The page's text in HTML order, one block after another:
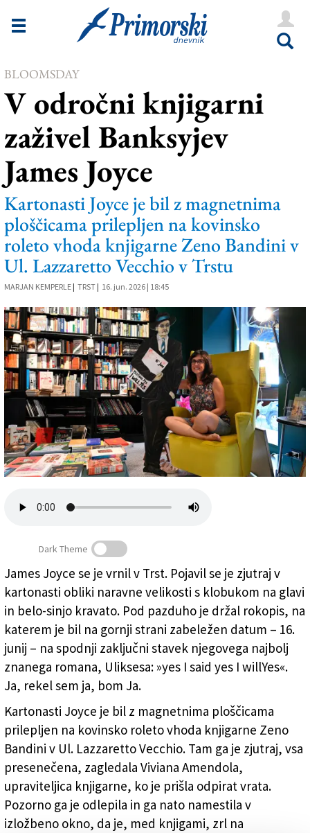
Novice
Goriška
Kultura
Šport
Še
Vreme
V Kioskih
Založnik
Zadruga PD
Naročnine
BLOOMSDAY
V odročni knjigarni
zaživel Banksyjev
James Joyce
Kartonasti Joyce je bil z magnetnima
ploščicama prilepljen na kovinsko
roleto vhoda knjigarne Zeno Bandini v
Ul. Lazzaretto Vecchio v Trstu
MARJAN KEMPERLE | TRST | 16. jun. 2026 | 18:45
Banksyjev kartonasti James Joyce in upraviteljica
knjigarne Viviana Amendola (FOTODAMJ@N)
Dark Theme
James Joyce se je vrnil v Trst. Pojavil se je zjutraj v
kartonasti obliki naravne velikosti s klobukom na glavi
in belo-sinjo kravato. Pod pazduho je držal rokopis, na
katerem je bil na gornji strani zabeležen datum – 16.
junij – na spodnji zaključni stavek njegovega najbolj
znanega romana, Uliksesa: »yes I said yes I willYes«.
Ja, rekel sem ja, bom Ja.
Kartonasti Joyce je bil z magnetnima ploščicama
prilepljen na kovinsko roleto vhoda knjigarne Zeno
Bandini v Ul. Lazzaretto Vecchio. Tam ga je zjutraj, vsa
presenečena, zagledala Viviana Amendola,
upraviteljica knjigarne, ko je prišla odpirat vrata.
Pozorno ga je odlepila in ga nato namestila v
izložbeno okno, da je, med knjigami, zrl na